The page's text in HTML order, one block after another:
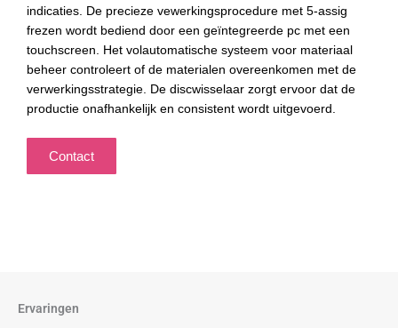
indicaties. De precieze vewerkingsprocedure met 5-assig
frezen wordt bediend door een geïntegreerde pc met een
touchscreen. Het volautomatische systeem voor materiaal
beheer controleert of de materialen overeenkomen met de
verwerkingsstrategie. De discwisselaar zorgt ervoor dat de
productie onafhankelijk en consistent wordt uitgevoerd.
Contact
Ervaringen